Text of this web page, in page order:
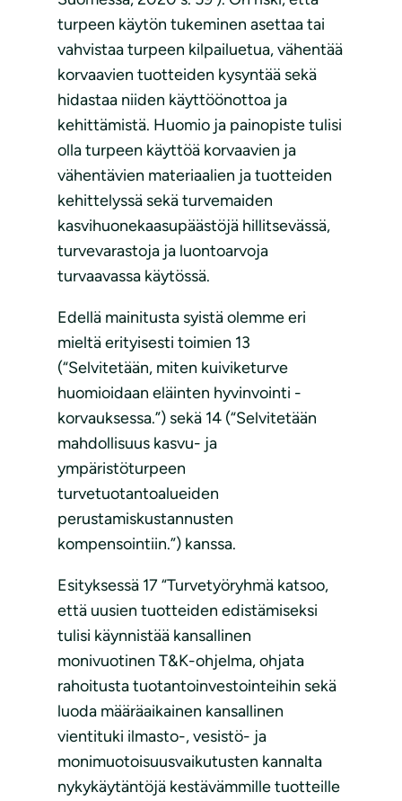
turpeen käytön tukeminen asettaa tai
vahvistaa turpeen kilpailuetua, vähentää
korvaavien tuotteiden kysyntää sekä
hidastaa niiden käyttöönottoa ja
kehittämistä. Huomio ja painopiste tulisi
olla turpeen käyttöä korvaavien ja
vähentävien materiaalien ja tuotteiden
kehittelyssä sekä turvemaiden
kasvihuonekaasupäästöjä hillitsevässä,
turvevarastoja ja luontoarvoja
turvaavassa käytössä.
Edellä mainitusta syistä olemme eri
mieltä erityisesti toimien 13
(“Selvitetään, miten kuiviketurve
huomioidaan eläinten hyvinvointi -
korvauksessa.”) sekä 14 (“Selvitetään
mahdollisuus kasvu- ja
ympäristöturpeen
turvetuotantoalueiden
perustamiskustannusten
kompensointiin.”) kanssa.
Esityksessä 17 “Turvetyöryhmä katsoo,
että uusien tuotteiden edistämiseksi
tulisi käynnistää kansallinen
monivuotinen T&K-ohjelma, ohjata
rahoitusta tuotantoinvestointeihin sekä
luoda määräaikainen kansallinen
vientituki ilmasto-, vesistö- ja
monimuotoisuusvaikutusten kannalta
nykykäytäntöjä kestävämmille tuotteille